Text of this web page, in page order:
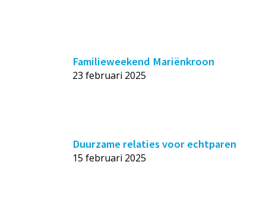
Familieweekend Mariënkroon
23 februari 2025
Duurzame relaties voor echtparen
15 februari 2025